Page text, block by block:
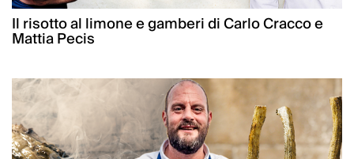
Il risotto al limone e gamberi di Carlo Cracco e
Mattia Pecis